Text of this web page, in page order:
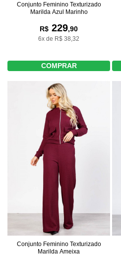
Conjunto Feminino Texturizado
Marilda Azul Marinho
R$ 229,90
6x de R$ 38,32
COMPRAR
Conjunto Feminino Texturizado
Marilda Ameixa